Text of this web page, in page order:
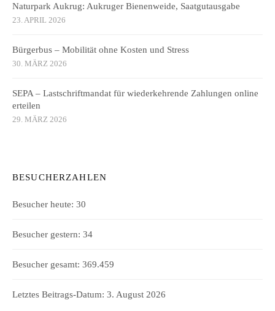
Naturpark Aukrug: Aukruger Bienenweide, Saatgutausgabe
23. APRIL 2026
Bürgerbus – Mobilität ohne Kosten und Stress
30. MÄRZ 2026
SEPA – Lastschriftmandat für wiederkehrende Zahlungen online
erteilen
29. MÄRZ 2026
BESUCHERZAHLEN
Besucher heute: 30
Besucher gestern: 34
Besucher gesamt: 369.459
Letztes Beitrags-Datum: 3. August 2026